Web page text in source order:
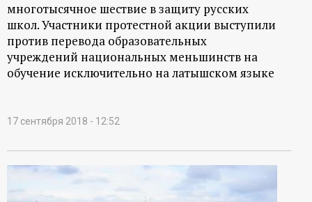
многотысячное шествие в защиту русских
школ. Участники протестной акции выступили
против перевода образовательных
учреждений национальных меньшинств на
обучение исключительно на латышском языке
17 сентября 2018 - 12:52